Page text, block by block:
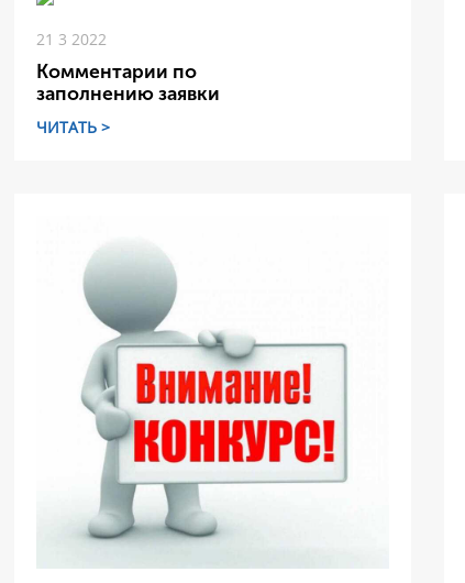
21 3 2022
Комментарии по
заполнению заявки
ЧИТАТЬ >